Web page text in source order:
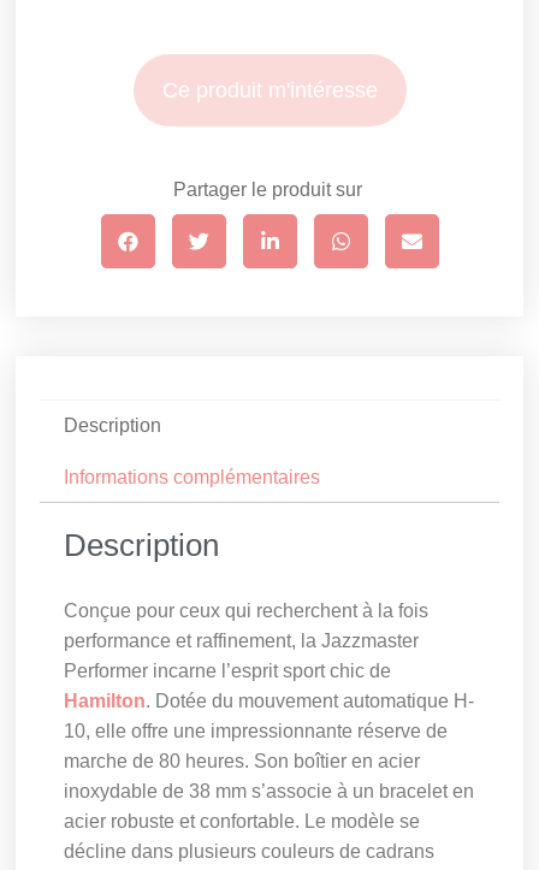
Ce produit m'intéresse
Partager le produit sur
Description
Informations complémentaires
Description
Conçue pour ceux qui recherchent à la fois
performance et raffinement, la Jazzmaster
Performer incarne l’esprit sport chic de
Hamilton. Dotée du mouvement automatique H-
10, elle offre une impressionnante réserve de
marche de 80 heures. Son boîtier en acier
inoxydable de 38 mm s’associe à un bracelet en
acier robuste et confortable. Le modèle se
décline dans plusieurs couleurs de cadrans